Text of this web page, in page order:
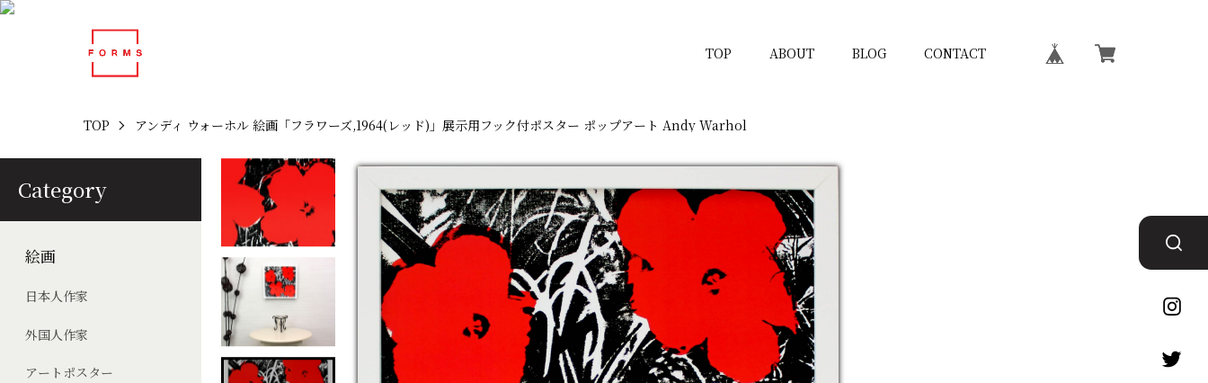
TOP ABOUT BLOG CONTACT
Category
絵画
日本人作家
外国人作家
アートポスター
TOP アンディ ウォーホル 絵画「フラワーズ,1964(レッド)」展示用フック付ポスター ポップアート Andy Warhol